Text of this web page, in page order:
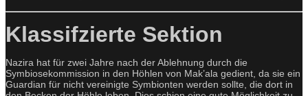
Klassifzierte Sektion
Nazira hat für zwei Jahre nach der Ablehnung durch die
Symbiosekommission in den Höhlen von Mak’ala gedient, da sie ein
Guardian für nicht vereinigte Symbionten werden sollte, die dort in